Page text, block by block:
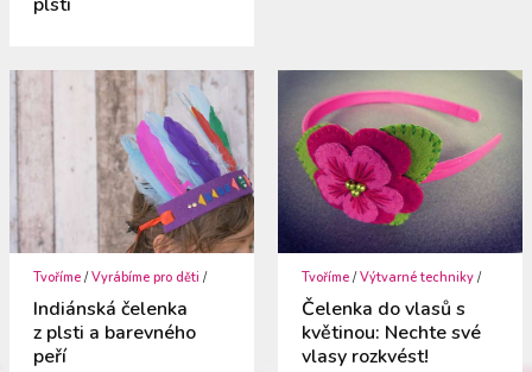
Tvoříme /Vyrábíme pro děti /
Indiánská čelenka
z plsti a barevného
peří
Tvoříme /Výtvarné techniky /
Čelenka do vlasů s
květinou: Nechte své
vlasy rozkvést!